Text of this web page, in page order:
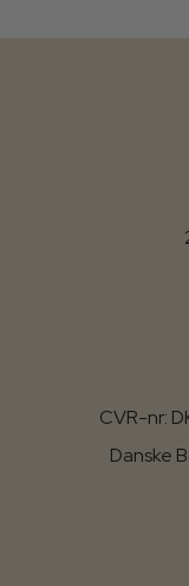
CVR-nr:
Danske